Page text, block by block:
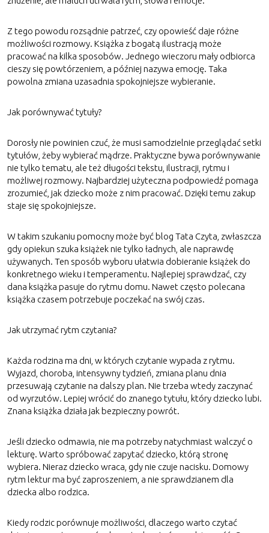
Z tego powodu rozsądnie patrzeć, czy opowieść daje różne
możliwości rozmowy. Książka z bogatą ilustracją może
pracować na kilka sposobów. Jednego wieczoru mały odbiorca
cieszy się powtórzeniem, a później nazywa emocję. Taka
powolna zmiana uzasadnia spokojniejsze wybieranie.
Jak porównywać tytuły?
Dorosły nie powinien czuć, że musi samodzielnie przeglądać setki
tytułów, żeby wybierać mądrze. Praktyczne bywa porównywanie
nie tylko tematu, ale też długości tekstu, ilustracji, rytmu i
możliwej rozmowy. Najbardziej użyteczna podpowiedź pomaga
zrozumieć, jak dziecko może z nim pracować. Dzięki temu zakup
staje się spokojniejsze.
W takim szukaniu pomocny może być blog Tata Czyta, zwłaszcza
gdy opiekun szuka książek nie tylko ładnych, ale naprawdę
używanych. Ten sposób wyboru ułatwia dobieranie książek do
konkretnego wieku i temperamentu. Najlepiej sprawdzać, czy
dana książka pasuje do rytmu domu. Nawet często polecana
książka czasem potrzebuje poczekać na swój czas.
Jak utrzymać rytm czytania?
Każda rodzina ma dni, w których czytanie wypada z rytmu.
Wyjazd, choroba, intensywny tydzień, zmiana planu dnia
przesuwają czytanie na dalszy plan. Nie trzeba wtedy zaczynać
od wyrzutów. Lepiej wrócić do znanego tytułu, który dziecko lubi.
Znana książka działa jak bezpieczny powrót.
Jeśli dziecko odmawia, nie ma potrzeby natychmiast walczyć o
lekturę. Warto spróbować zapytać dziecko, którą stronę
wybiera. Nieraz dziecko wraca, gdy nie czuje nacisku. Domowy
rytm lektur ma być zaproszeniem, a nie sprawdzianem dla
dziecka albo rodzica.
Kiedy rodzic porównuje możliwości, dlaczego warto czytać